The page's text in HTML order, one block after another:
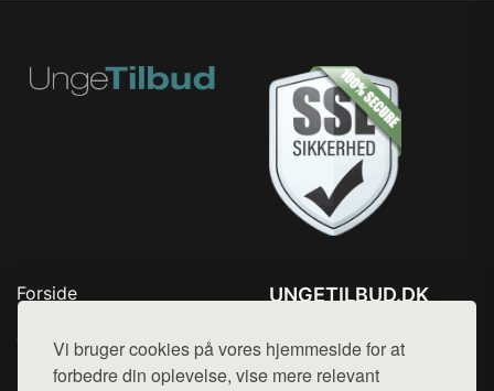
Vi bruger cookies på vores hjemmeside for at
forbedre din oplevelse, vise mere relevant
Forside
Top Rabatter
Blog
UNGETILBUD.DK
Mail: hej@want.dk